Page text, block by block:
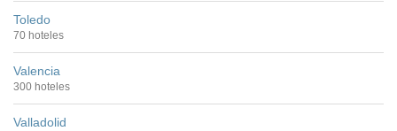
Toledo
70 hoteles
Valencia
300 hoteles
Valladolid